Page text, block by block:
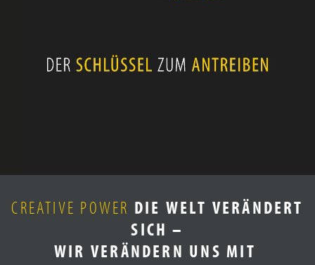
CREATIVE POWER DIE WELT VERÄNDERT
SICH –
WIR VERÄNDERN UNS MIT